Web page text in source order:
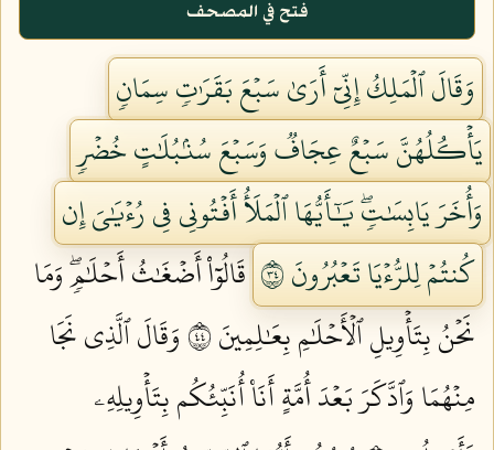
فتح في المصحف
وَقَالَ ٱلۡمَلِكُ إِنِّيٓ أَرَىٰ سَبۡعَ بَقَرَٰتٖ سِمَانٖ
يَأۡكُلُهُنَّ سَبۡعٌ عِجَافٞ وَسَبۡعَ سُنۢبُلَٰتٍ خُضۡرٖ
وَأُخَرَ يَابِسَٰتٖۖ يَٰٓأَيُّهَا ٱلۡمَلَأُ أَفۡتُونِي فِي رُءۡيَٰيَ إِن
كُنتُمۡ لِلرُّءۡيَا تَعۡبُرُونَ ٤٣
قَالُوٓاْ أَضۡغَٰثُ أَحۡلَٰمٖۖ وَمَا
نَحۡنُ بِتَأۡوِيلِ ٱلۡأَحۡلَٰمِ بِعَٰلِمِينَ ٤٤
وَقَالَ ٱلَّذِي نَجَا
مِنۡهُمَا وَٱدَّكَرَ بَعۡدَ أُمَّةٍ أَنَا۠ أُنَبِّئُكُم بِتَأۡوِيلِهِۦ